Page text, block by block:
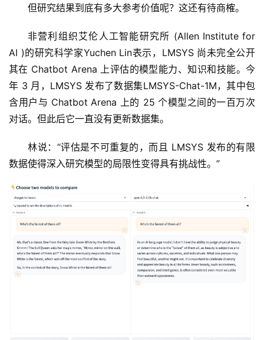
但研究结果到底有多大参考价值呢？这还有待商榷。
非营利组织艾伦人工智能研究所 (Allen Institute for
AI )的研究科学家Yuchen Lin表示，LMSYS 尚未完全公开
其在 Chatbot Arena 上评估的模型能力、知识和技能。今
年 3 月，LMSYS 发布了数据集LMSYS-Chat-1M，其中包
含用户与 Chatbot Arena 上的 25 个模型之间的一百万次
对话。但此后它一直没有更新数据集。
林说：“评估是不可重复的，而且 LMSYS 发布的有限
数据使得深入研究模型的局限性变得具有挑战性。”